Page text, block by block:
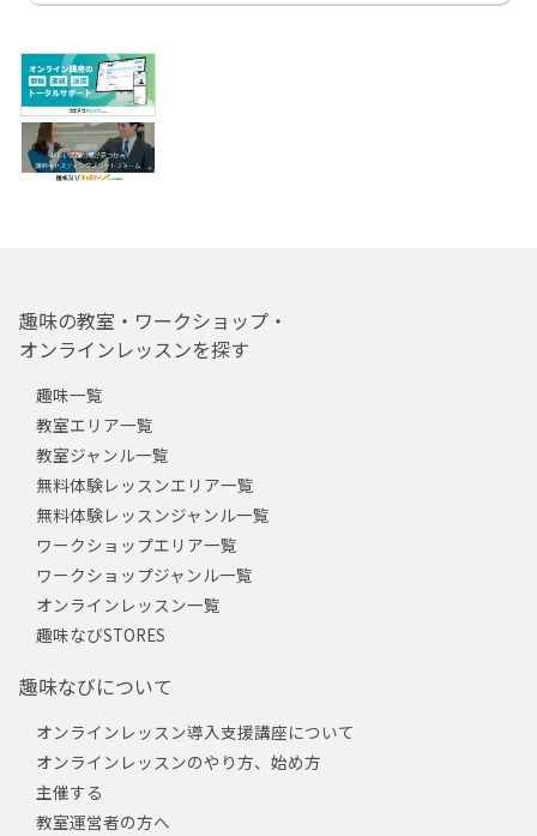
趣味の教室・ワークショップ・
オンラインレッスンを探す
趣味一覧
教室エリア一覧
教室ジャンル一覧
無料体験レッスンエリア一覧
無料体験レッスンジャンル一覧
ワークショップエリア一覧
ワークショップジャンル一覧
オンラインレッスン一覧
趣味なびSTORES
趣味なびについて
オンラインレッスン導入支援講座について
オンラインレッスンのやり方、始め方
主催する
教室運営者の方へ